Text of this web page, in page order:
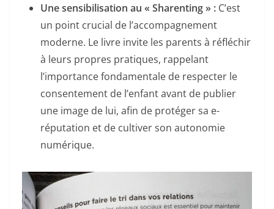
Une sensibilisation au « Sharenting » : C’est
un point crucial de l’accompagnement
moderne. Le livre invite les parents à réfléchir
à leurs propres pratiques, rappelant
l’importance fondamentale de respecter le
consentement de l’enfant avant de publier
une image de lui, afin de protéger sa e-
réputation et de cultiver son autonomie
numérique.